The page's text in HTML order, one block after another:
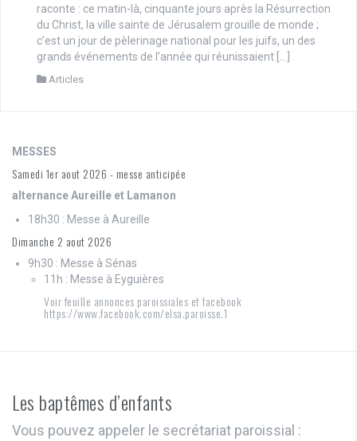
raconte : ce matin-là, cinquante jours après la Résurrection
du Christ, la ville sainte de Jérusalem grouille de monde ;
c’est un jour de pèlerinage national pour les juifs, un des
grands événements de l’année qui réunissaient […]
Articles
MESSES
Samedi 1er aout 2026 - messe anticipée
alternance Aureille et Lamanon
18h30 : Messe à Aureille
Dimanche 2 aout 2026
9h30 : Messe à Sénas
11h : Messe à Eyguières
Voir feuille annonces paroissiales et facebook
https://www.facebook.com/elsa.paroisse.1
Les baptêmes d’enfants
Vous pouvez appeler le secrétariat paroissial :